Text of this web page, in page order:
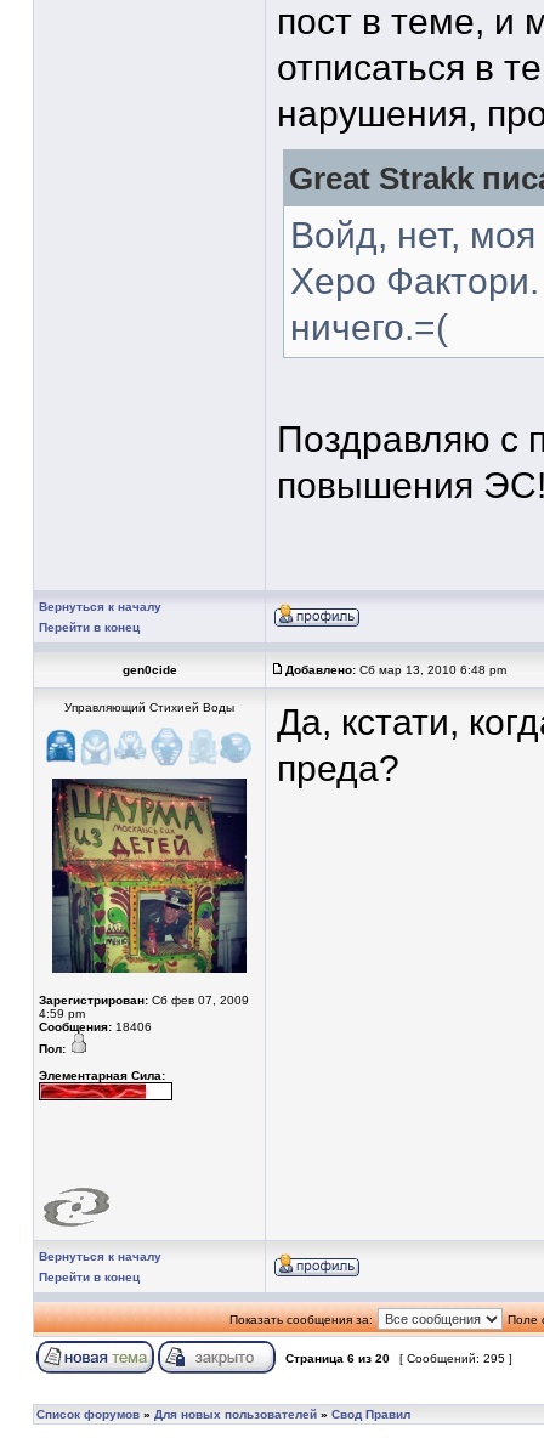
пост в теме, и
отписаться в
нарушения,
Great Strakk
Войд, нет,
Херо
ничего.=(
Поздравляю с
повышения
Вернуться к началу
Перейти в конец
gen0cide Добавлено: Сб мар 13, 2010 6:48 pm
Управляющий Стихией Воды
Зарегистрирован: Сб фев 07, 2009
4:59 pm
Сообщения: 18406
Пол:
Элементарная Сила:
Да, кстати,
преда?
Вернуться к началу
Перейти в конец
Показать сообщения за: Поле
Страница 6 из 20 [ Сообщений: 295 ]
Список форумов » Для новых пользователей » Свод Правил